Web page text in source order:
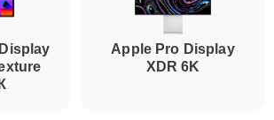
Apple Pro Display
XDR 6K